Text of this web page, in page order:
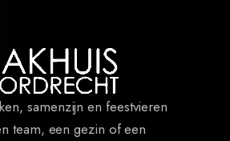
samenzijn en feestvieren
team, een gezin of een